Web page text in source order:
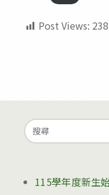
Post Views: 238
Search
for:
115學年度新生